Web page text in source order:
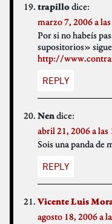
trapillodice:
marzo 7, 2006 a
Por si no habeís
supositorios»
http://
REPLY
Nendice:
abril 21, 2006 a las
Sois una panda de
REPLY
Vicente Luis
agosto 18, 2006 a